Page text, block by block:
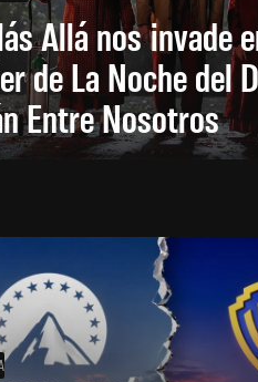
Allá nos invade
de La Noche del
Entre Nosotros